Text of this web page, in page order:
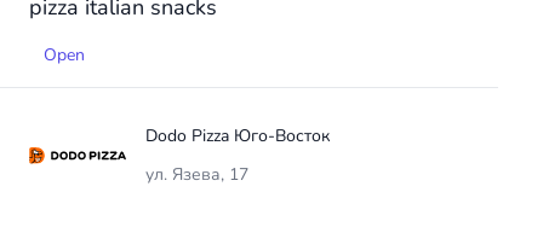
pizza italian snacks
Open
Dodo Pizza Юго-Восток
ул. Язева, 17